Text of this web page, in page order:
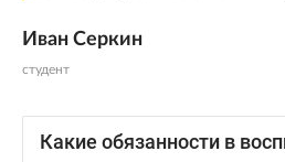
Иван Серкин
студент